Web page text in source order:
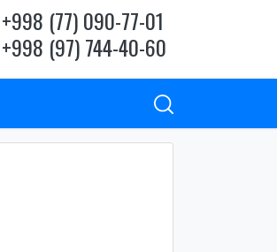
+998 (77) 090-77-01
+998 (97) 744-40-60